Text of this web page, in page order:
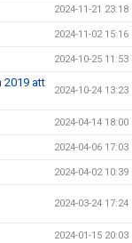
2024-11-21 23:18
2024-11-02 15:16
2024-10-25 11:53
2019 att
2024-10-24 13:23
2024-04-14 18:00
2024-04-06 17:03
2024-04-02 10:39
2024-03-24 17:24
2024-01-15 20:03